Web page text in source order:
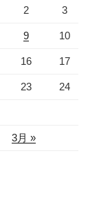
3月 »
2 3
9 10
16 17
23 24